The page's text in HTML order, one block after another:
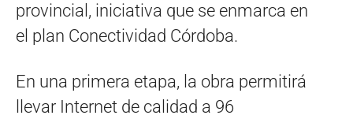
provincial, iniciativa que se enmarca en
el plan Conectividad Córdoba.
En una primera etapa, la obra permitirá
llevar Internet de calidad a 96